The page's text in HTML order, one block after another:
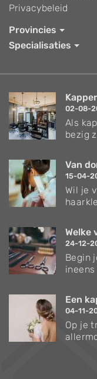
Privacybeleid
Provincies
Specialisaties
02-08-
Als
bezig
Van
15-04-
Wil je
Welke
24-12-
Begin
Een
04-11-
Op je